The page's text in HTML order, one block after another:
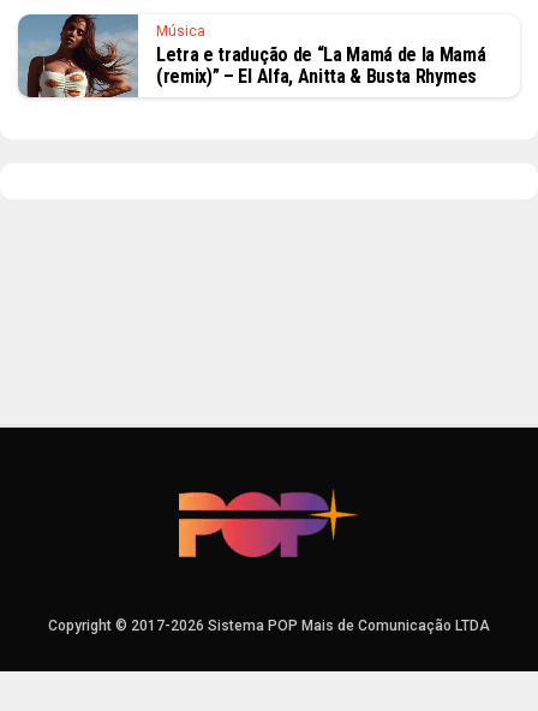
Música
Letra e tradução de “La Mamá de la Mamá
(remix)” – El Alfa, Anitta & Busta Rhymes
Copyright © 2017-2026 Sistema POP Mais de Comunicação LTDA